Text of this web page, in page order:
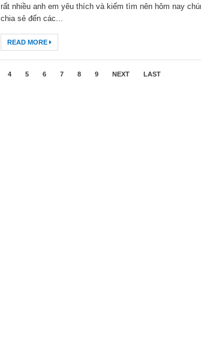
rất nhiều anh em yêu thích và kiếm tìm nên hôm nay
chia sẻ đến các...
READ MORE
4 5 6 7 8 9 NEXT LAST